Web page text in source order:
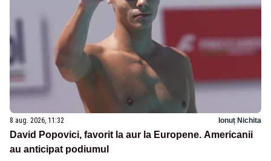
8 aug. 2026, 11:32 Ionuț Nichita
David Popovici, favorit la aur la Europene. Americanii
au anticipat podiumul